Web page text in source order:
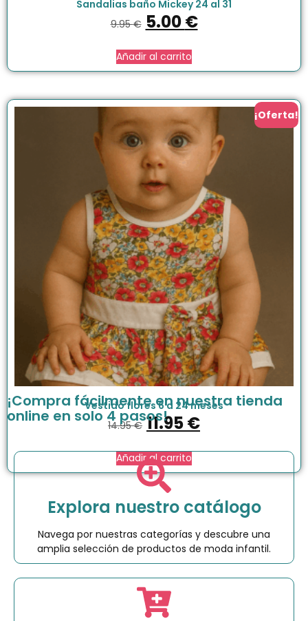
Sandalias baño Mickey 24 al 31
9.95€ 5.00€
Añadir al carrito
¡Oferta!
Vestido flores 6 a 24 meses
14.95€ 11.95€
Añadir al carrito
¡Compra fácilmente en nuestra tienda
online en solo 4 pasos!
Explora nuestro catálogo
Navega por nuestras categorías y descubre una
amplia selección de productos de moda infantil.